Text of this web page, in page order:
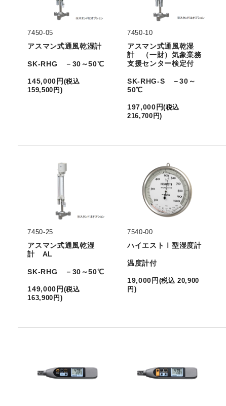
7450-05
アスマン式通風乾湿計
SK-RHG －30～50℃
145,000 円 (税込
159,500 円 )
7450-10
アスマン式通風乾湿
計 （一財）気象業務
支援センター検定付
SK-RHG-S －30～
50℃
197,000 円(税込
216,700 円)
7450-25
アスマン式通風乾湿
計 AL
SK-RHG －30～50℃
149,000 円 (税込
163,900 円 )
7540-00
ハイエストⅠ型湿度計
温度計付
19,000 円 (税込 20,900
円 )